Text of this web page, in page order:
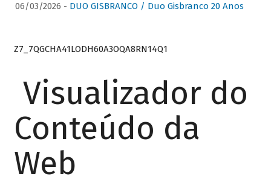
06/03/2026 - DUO GISBRANCO / Duo Gisbranco 20 Anos
Z7_7QGCHA41LODH60A3OQA8RN14Q1
Visualizador do
Conteúdo da
Web